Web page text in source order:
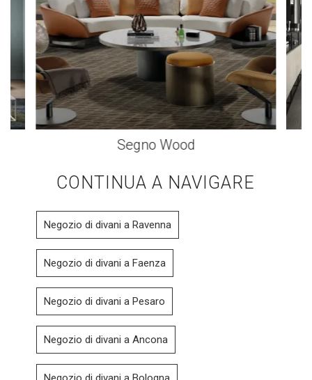
Segno Wood
CONTINUA A NAVIGARE
Negozio di divani a Ravenna
Negozio di divani a Faenza
Negozio di divani a Pesaro
Negozio di divani a Ancona